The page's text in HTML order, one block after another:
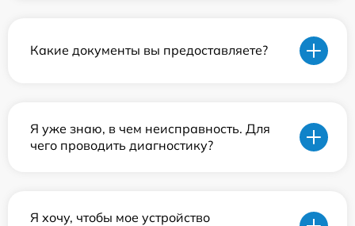
Какие документы вы предоставляете?
Я уже знаю, в чем неисправность. Для
чего проводить диагностику?
Я хочу, чтобы мое устройство